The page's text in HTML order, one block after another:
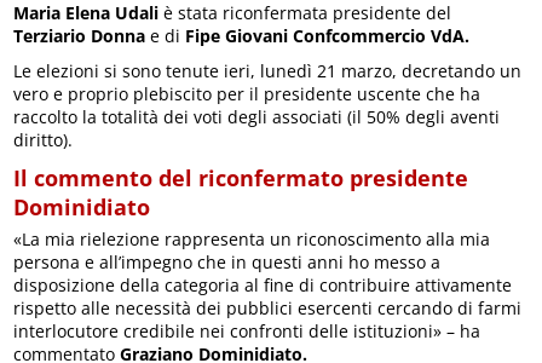
Maria Elena Udali è stata riconfermata presidente del
Terziario Donnae di Fipe Giovani Confcommercio VdA.
Le elezioni si sono tenute ieri, lunedì 21 marzo, decretando un
vero e proprio plebiscito per il presidente uscente che ha
raccolto la totalità dei voti degli associati (il 50% degli aventi
diritto).
Il commento del riconfermato presidente
Dominidiato
«La mia rielezione rappresenta un riconoscimento alla mia
persona e all’impegno che in questi anni ho messo a
disposizione della categoria al fine di contribuire attivamente
rispetto alle necessità dei pubblici esercenti cercando di farmi
interlocutore credibile nei confronti delle istituzioni» – ha
commentatoGraziano Dominidiato.